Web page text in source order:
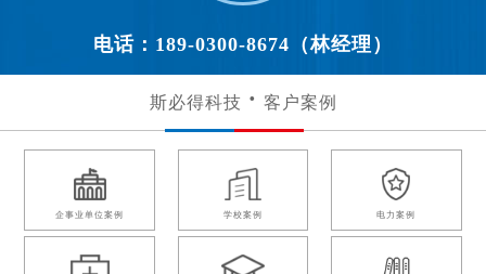
电话：189-0300-8674（林经理）
斯必得科技 客户案例
企事业单位案例 学校案例 电力案例